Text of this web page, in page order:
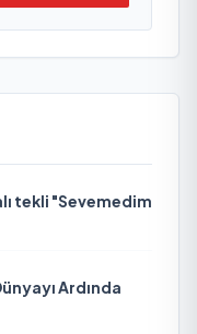
tekli "Sevemedim